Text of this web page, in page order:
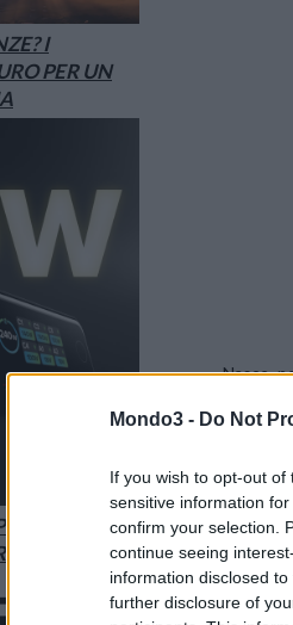
Mondo3 - Do Not
If you wish to opt-out
sensitive information
confirm your selection.
continue seeing
information disclosed
further disclosure of
Nasce,
I
PER UN
VOLTA
VIDEO